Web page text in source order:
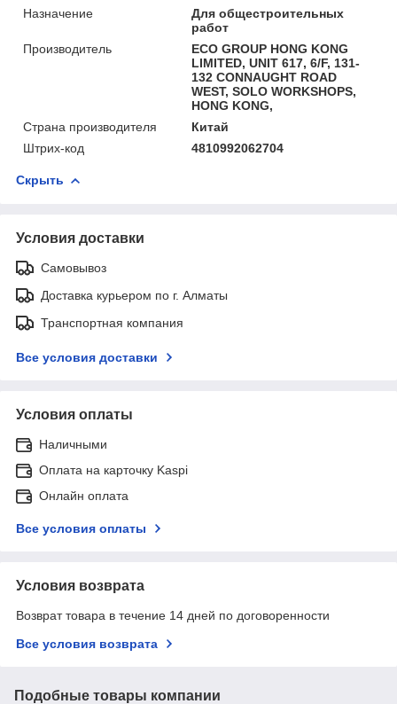
Назначение
Для общестроительных
работ
Производитель
ECO GROUP HONG KONG
LIMITED, UNIT 617, 6/F, 131-
132 CONNAUGHT ROAD
WEST, SOLO WORKSHOPS,
HONG KONG,
Страна производителя
Китай
Штрих-код
4810992062704
Скрыть
Условия доставки
Самовывоз
Доставка курьером по г. Алматы
Транспортная компания
Все условия доставки
Условия оплаты
Наличными
Оплата на карточку Kaspi
Онлайн оплата
Все условия оплаты
Условия возврата
Возврат товара в течение 14 дней по договоренности
Все условия возврата
Подобные товары компании